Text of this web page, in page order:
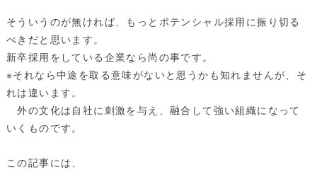
そういうのが無ければ、もっとポテンシャル採用に振り切る
べきだと思います。
新卒採用をしている企業なら尚の事です。
※それなら中途を取る意味がないと思うかも知れませんが、そ
れは違います。
外の文化は自社に刺激を与え、融合して強い組織になって
いくものです。
この記事には、